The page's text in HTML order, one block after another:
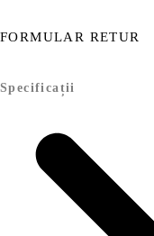
FORMULAR RETUR
Specificații